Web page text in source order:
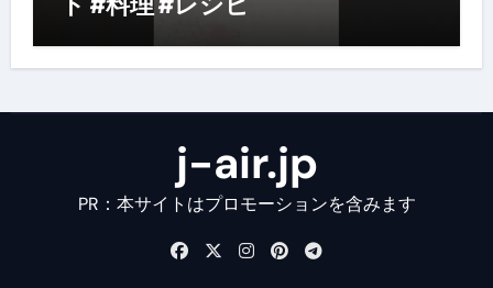
j-air.jp
PR：本サイトはプロモーションを含みます